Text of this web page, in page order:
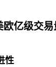
亿级交
性